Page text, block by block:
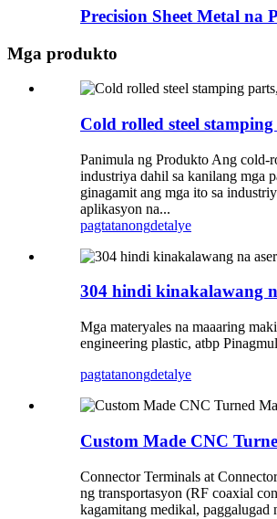
Precision Sheet Metal na
Mga produkto
Cold rolled steel
Panimula ng Produkto Ang cold-
industriya dahil sa kanilang mga
ginagamit ang mga ito sa
aplikasyon na...
pagtatanongdetalye
304 hindi kinakalawang
Mga materyales na maaaring
engineering plastic, atbp
pagtatanongdetalye
Custom Made CNC
Connector Terminals at
ng transportasyon (RF coaxial
kagamitang medikal,